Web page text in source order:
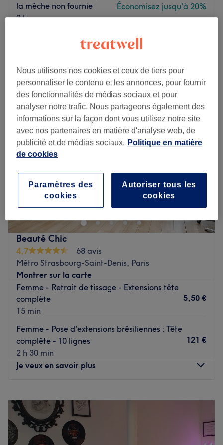
la mèche non fournie
3 h
Économisez jusqu'à 20%
Enlèvement la mèche d'extensions
Lundi 10:00–20:00
Mardi
10:00–20:00
Mercredi
10:00–20:00
Jeudi
10:00–20:00
Vendredi
10:00–20:00
Samedi
10:00–20:00
Dimanche
Un salon chaleureux et mixte, niché en plein coeur de
Paris dans le 9ème arrondissement :
Coiffeur avec de l'expérience vous proposant tout type de
prestations pour sublimer vos cheveux. Une esthéticienne
est également présente pour répondre à tout vos besoins
afin de parfaire votre mise en beauté.
Beauté Chic
4,7
68 avis
Métro Strasbourg-Saint-Denis, Paris
Montrer sur la carte
Femme - Retrait de tissage - Extensions tête
complète
15 min
5,50 €
Femme - Pose d'extensions brésiliennes : Tête
complète - 10 lignes
2 h 30 min
121 €
Je veux en savoir plus
Mardi
Mercredi
Jeudi
Vendredi
Nous utilisons nos cookies et ceux de tiers pour
personnaliser le contenu et les annonces, pour fournir
des fonctionnalités de médias sociaux et pour
analyser notre trafic. Nous partageons également des
informations sur la façon dont vous utilisez notre site
avec nos partenaires en matière d'analyse web, de
publicité et de médias sociaux. Politique en matière
de cookies
Autoriser tous les
cookies
Paramètres des
cookies